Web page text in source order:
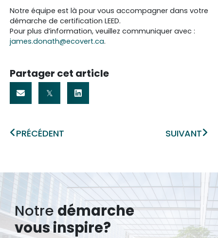
Notre équipe est là pour vous accompagner dans votre
démarche de certification LEED.
Pour plus d’information, veuillez communiquer avec :
james.donath@ecovert.ca.
Partager cet article
Précédent
PRÉCÉDENT SUIVANT
Notre démarche
vous inspire?